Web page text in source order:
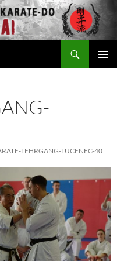
LEHRGANG-LUCENEC-40